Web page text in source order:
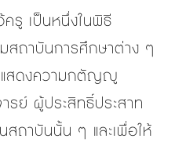
ครู เป็นหนึ่งในพิธี
สถาบันการศึกษาต่าง ๆ
แสดงความกตัญญู
รย์ ผู้ประสิทธิ์ประสาท
สถาบันนั้น ๆ และเพื่อให้